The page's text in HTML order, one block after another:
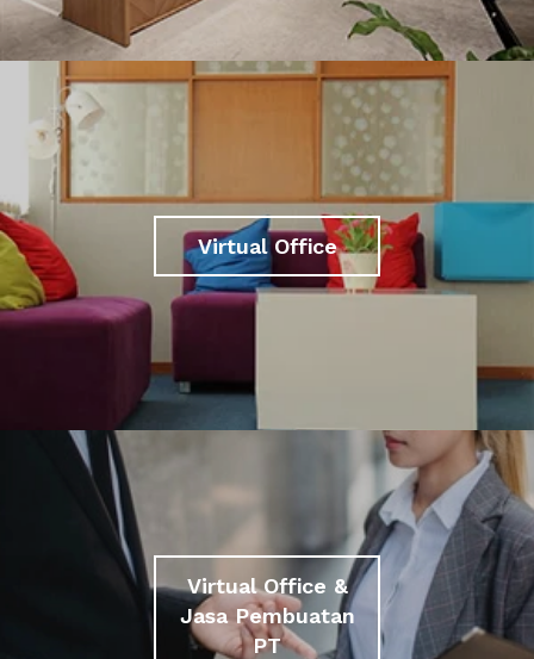
Virtual Office
Virtual Office &
Jasa Pembuatan
PT